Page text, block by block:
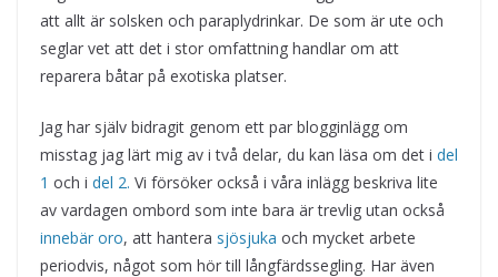
att allt är solsken och paraplydrinkar. De som är ute och
seglar vet att det i stor omfattning handlar om att
reparera båtar på exotiska platser.
Jag har själv bidragit genom ett par blogginlägg om
misstag jag lärt mig av i två delar, du kan läsa om det i del
1 och i del 2. Vi försöker också i våra inlägg beskriva lite
av vardagen ombord som inte bara är trevlig utan också
innebär oro, att hantera sjösjuka och mycket arbete
periodvis, något som hör till långfärdssegling. Har även